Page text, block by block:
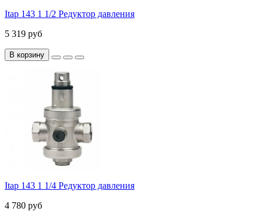
Itap 143 1 1/2 Редуктор давления
5 319 руб
В корзину
Itap 143 1 1/4 Редуктор давления
4 780 руб